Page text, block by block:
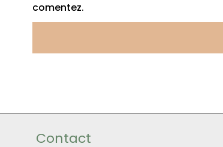
comentez.
Contact